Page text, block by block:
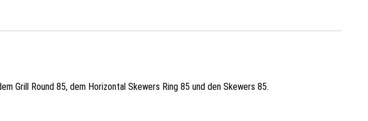
Grill Round 85, dem Horizontal Skewers Ring 85 und den Skewers 85.